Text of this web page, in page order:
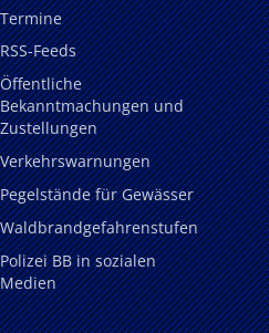
Termine
RSS-Feeds
Öffentliche
Bekanntmachungen und
Zustellungen
Verkehrswarnungen
Pegelstände für Gewässer
Waldbrandgefahrenstufen
Polizei BB in sozialen
Medien